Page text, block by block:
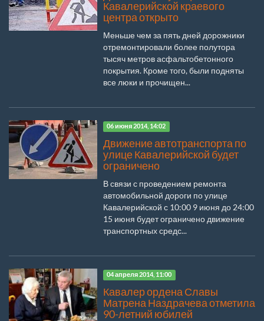
Кавалерийской краевого
центра открыто
Меньше чем за пять дней дорожники
отремонтировали более полутора
тысяч метров асфальтобетонного
покрытия. Кроме того, были подняты
все люки и прочищен...
06 июня 2014, 14:02
Движение автотранспорта по
улице Кавалерийской будет
ограничено
В связи с проведением ремонта
автомобильной дороги по улице
Кавалерийской с 10:00 9 июня до 24:00
15 июня будет ограничено движение
транспортных средс...
04 апреля 2014, 11:00
Кавалер ордена Славы
Матрена Наздрачева отметила
90-летний юбилей